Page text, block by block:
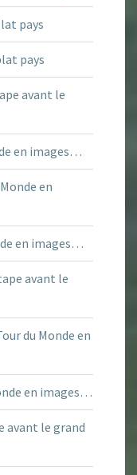
pays
pays
avant le
en images…
en
en images…
avant le
du Monde en
en images…
avant le grand